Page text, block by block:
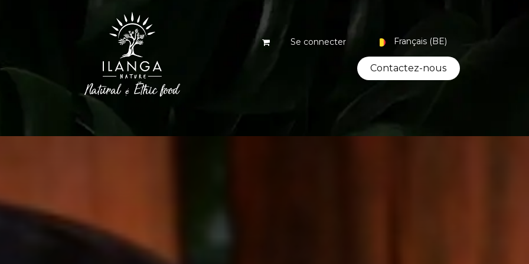
Se connecter Français (BE)
Contacte​​​​z-nous